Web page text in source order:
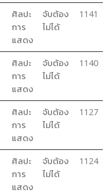
ศิลปะ
การ
แสดง
จับต้อง
ไม่ได้
1141
ศิลปะ
การ
แสดง
จับต้อง
ไม่ได้
1140
ศิลปะ
การ
แสดง
จับต้อง
ไม่ได้
1127
ศิลปะ
การ
แสดง
จับต้อง
ไม่ได้
1124